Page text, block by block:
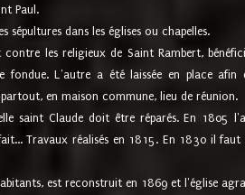
Paul.
sépultures dans les églises ou chapelles.
les religieux de Saint Rambert,
fondue. L'autre a été laissée en place
en maison commune, lieu de réunion.
saint Claude doit être réparés. En 1805
Travaux réalisés en 1815. En 1830 il
est reconstruit en 1869 et l'église